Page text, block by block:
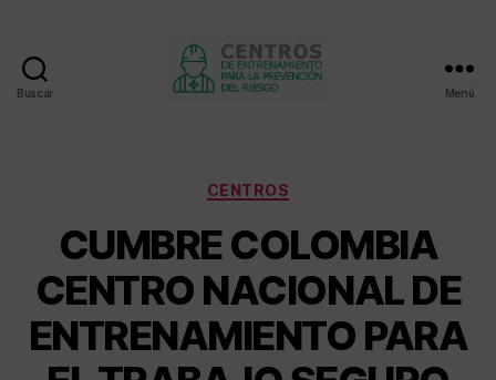
Buscar Menú
Categorías
CENTROS
CUMBRE COLOMBIA
CENTRO NACIONAL DE
ENTRENAMIENTO PARA